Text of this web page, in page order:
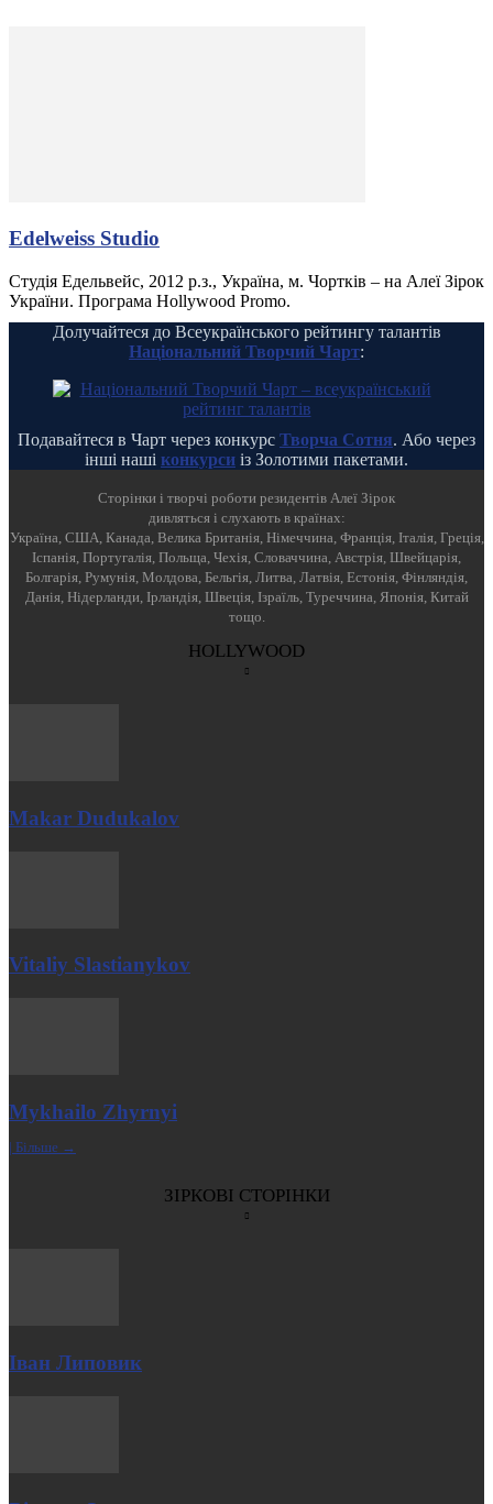
Edelweiss Studio
Студія Едельвейс, 2012 р.з., Україна, м. Чортків – на Алеї Зірок
України. Програма Hollywood Promo.
Долучайтеся до Всеукраїнського рейтингу талантів
Національний Творчий Чарт:
Подавайтеся в Чарт через конкурс Творча Сотня. Або через
інші наші конкурси із Золотими пакетами.
Cторінки і творчі роботи резидентів Алеї Зірок
дивляться і слухають в країнах:
Україна, США, Канада, Велика Британія, Німеччина, Франція, Італія, Греція,
Іспанія, Португалія, Польща, Чехія, Словаччина, Австрія, Швейцарія,
Болгарія, Румунія, Молдова, Бельгія, Литва, Латвія, Естонія, Фінляндія,
Данія, Нідерланди, Ірландія, Швеція, Ізраїль, Туреччина, Японія, Китай
тощо.
HOLLYWOOD
Makar Dudukalov
Vitaliy Slastianykov
Mykhailo Zhyrnyi
| Більше →
ЗІРКОВІ СТОРІНКИ
Іван Липовик